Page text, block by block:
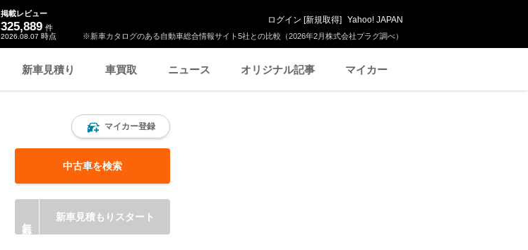
※新車カタログのある自動車総合情報サイト5社との比較（2026年2月株式会社プラグ調べ）
掲載レビュー
325,889 件
2026.08.07 時点
ログイン [新規取得] Yahoo! JAPAN
新車見積り 車買取 ニュース オリジナル記事 マイカー
マイカー登録
中古車を検索
新車見積もりスタート